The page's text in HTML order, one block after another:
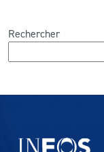
Rechercher
Partenaires du